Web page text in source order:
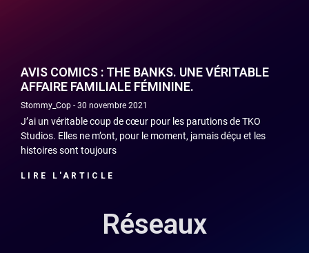
AVIS COMICS : THE BANKS. UNE VÉRITABLE
AFFAIRE FAMILIALE FÉMININE.
Stommy_Cop 30 novembre 2021
J’ai un véritable coup de cœur pour les parutions de TKO
Studios. Elles ne m’ont, pour le moment, jamais déçu et les
histoires sont toujours
LIRE L'ARTICLE
Réseaux